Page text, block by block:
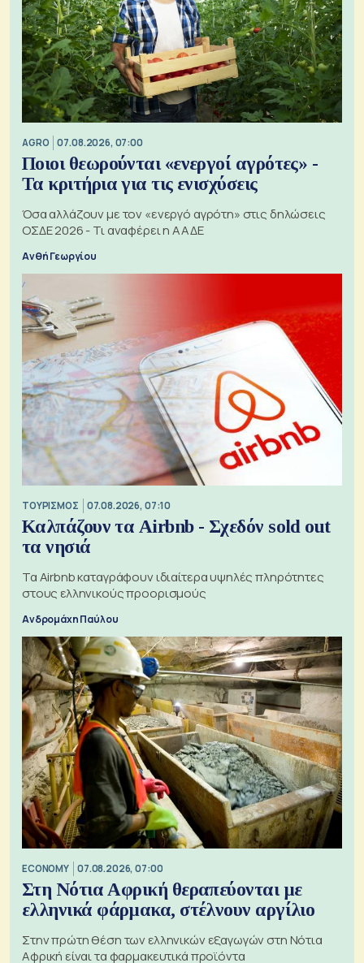
AGRO 07.08.2026, 07:00
Ποιοι θεωρούνται «ενεργοί αγρότες» -
Τα κριτήρια για τις ενισχύσεις
Όσα αλλάζουν με τον «ενεργό αγρότη» στις δηλώσεις
ΟΣΔΕ 2026 - Τι αναφέρει η ΑΑΔΕ
Ανθή Γεωργίου
ΤΟΥΡΙΣΜΟΣ 07.08.2026, 07:10
Καλπάζουν τα Airbnb - Σχεδόν sold out
τα νησιά
Τα Airbnb καταγράφουν ιδιαίτερα υψηλές πληρότητες
στους ελληνικούς προορισμούς
Ανδρομάχη Παύλου
ECONOMY 07.08.2026, 07:00
Στη Νότια Αφρική θεραπεύονται με
ελληνικά φάρμακα, στέλνουν αργίλιο
Στην πρώτη θέση των ελληνικών εξαγωγών στη Νότια
Αφρική είναι τα φαρμακευτικά προϊόντα